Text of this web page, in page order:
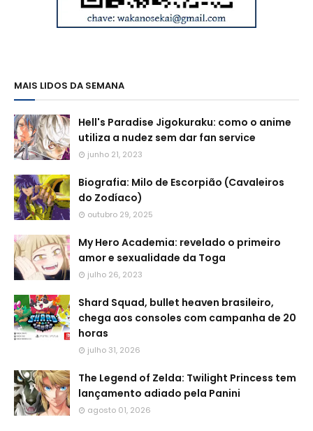
MAIS LIDOS DA SEMANA
Hell's Paradise Jigokuraku: como o anime
utiliza a nudez sem dar fan service
junho 21, 2023
Biografia: Milo de Escorpião (Cavaleiros
do Zodíaco)
outubro 29, 2025
My Hero Academia: revelado o primeiro
amor e sexualidade da Toga
julho 26, 2023
Shard Squad, bullet heaven brasileiro,
chega aos consoles com campanha de 20
horas
julho 31, 2026
The Legend of Zelda: Twilight Princess tem
lançamento adiado pela Panini
agosto 01, 2026